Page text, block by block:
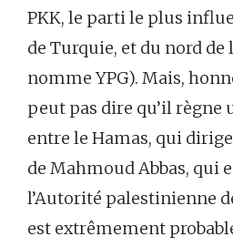
PKK, le parti le plus
de Turquie, et du nord de
nomme YPG). Mais,
peut pas dire qu’il règne
entre le Hamas, qui
de Mahmoud Abbas, qui
l’Autorité palestinienne
est extrêmement